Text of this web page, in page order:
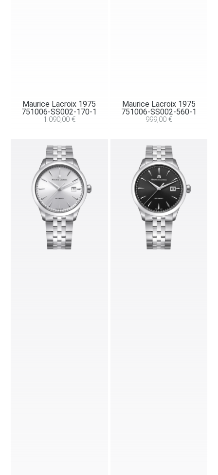
Maurice Lacroix 1975
751006-SS002-170-1
1.090,00 €
Maurice Lacroix 1975
751006-SS002-560-1
999,00 €